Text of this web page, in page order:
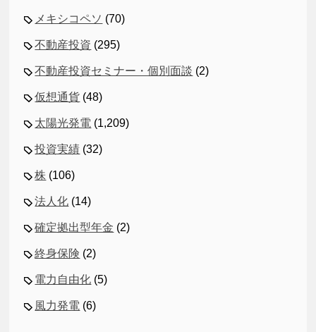
メキシコペソ (70)
不動産投資 (295)
不動産投資セミナー・個別面談 (2)
仮想通貨 (48)
太陽光発電 (1,209)
投資実績 (32)
株 (106)
法人化 (14)
確定拠出型年金 (2)
終身保険 (2)
電力自由化 (5)
風力発電 (6)